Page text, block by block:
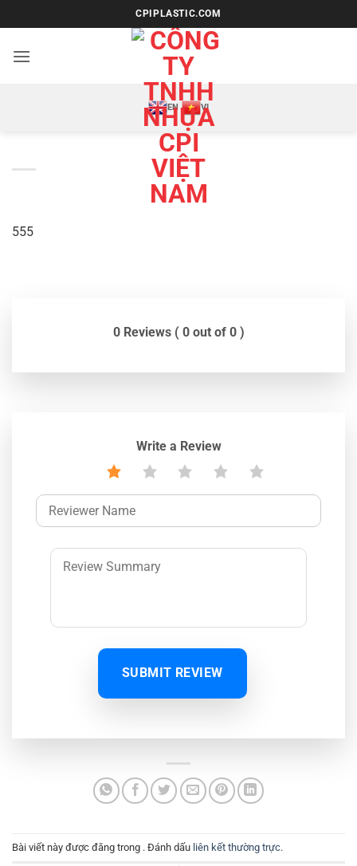
qua
nội
CPIPLASTIC.COM
EN VI
555
0 Reviews ( 0 out of 0 )
Write a Review
SUBMIT REVIEW
Bài viết này được đăng trong . Đánh dấu liên kết thường trực.